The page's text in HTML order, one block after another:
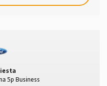
5p Business